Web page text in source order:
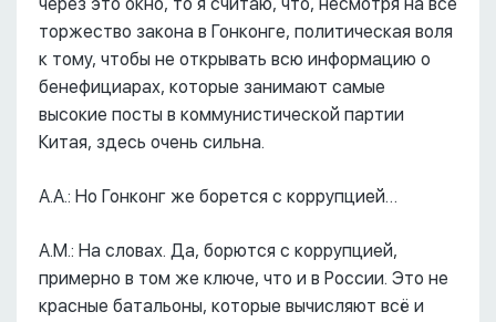
торжество закона в Гонконге, политическая воля
к тому, чтобы не открывать всю информацию о
бенефициарах, которые занимают самые
высокие посты в коммунистической партии
Китая, здесь очень сильна.
А.А.: Но Гонконг же борется с коррупцией…
А.М.: На словах. Да, борются с коррупцией,
примерно в том же ключе, что и в России. Это не
красные батальоны, которые вычисляют всё и